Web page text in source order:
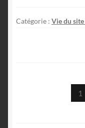
Catégorie : Vie du
Pagination
1